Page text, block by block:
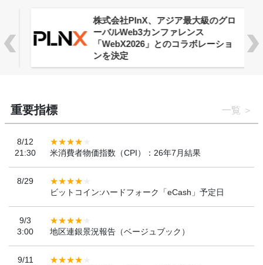
株式会社PlnX、アジア最大級のグロ
ーバルWeb3カンファレンス
「WebX2026」とのコラボレーショ
ンを決定
重要指標 一覧
8/12
21:30
米消費者物価指数（CPI）：26年7月結果
8/29
ビットコイン:ハードフォーク「eCash」予定日
9/3
3:00
地区連銀景況報告（ベージュブック）
9/11